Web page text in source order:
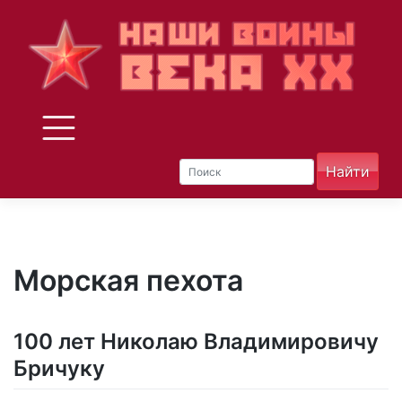
Морская пехота
100 лет Николаю Владимировичу
Бричуку